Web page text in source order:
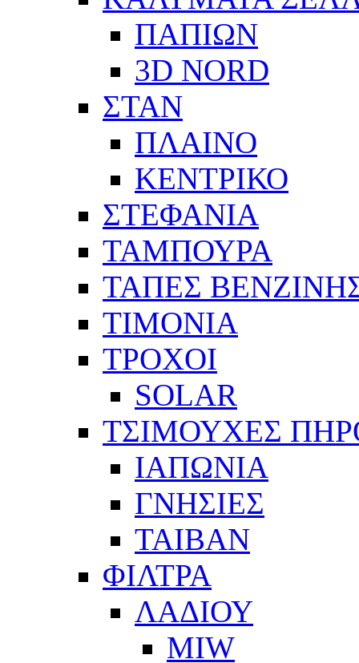
ΠΑΠΙΩΝ
3D NORD
ΣΤΑΝ
ΠΛΑΙΝΟ
ΚΕΝΤΡΙΚΟ
ΣΤΕΦΑΝΙΑ
ΤΑΜΠΟΥΡΑ
ΤΑΠΕΣ
ΤΙΜΟΝΙΑ
ΤΡΟΧΟΙ
SOLAR
ΤΣΙΜΟΥΧΕΣ
ΙΑΠΩΝΙΑ
ΓΝΗΣΙΕΣ
ΤΑΙΒΑΝ
ΦΙΛΤΡΑ
ΛΑΔΙΟΥ
MIW